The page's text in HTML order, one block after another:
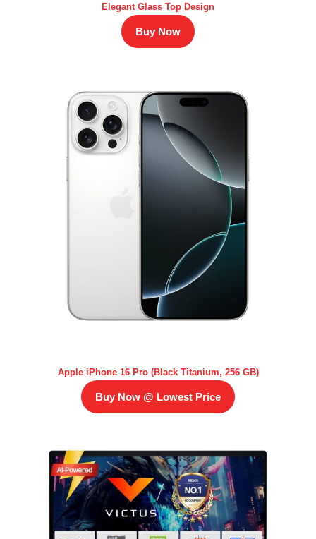
Elegant Glass Top Design
Buy Now
Apple iPhone 16 Pro (Black Titanium, 256 GB)
Buy Now @ Lowest Price